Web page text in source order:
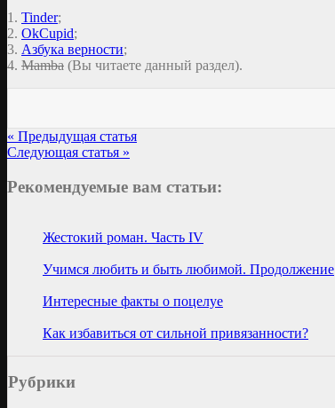
1. Tinder;
2. OkCupid;
3. Азбука верности;
4. Mamba (Вы читаете данный раздел).
« Предыдущая статья
Следующая статья »
Рекомендуемые вам статьи:
Жестокий роман. Часть IV
Учимся любить и быть любимой. Продолжение
Интересные факты о поцелуе
Как избавиться от сильной привязанности?
Рубрики